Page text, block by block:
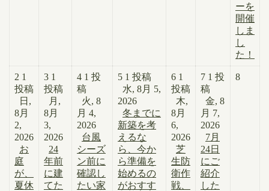
ーを
開催
しま
し
た！
2 1
投稿
日,
8月
2,
2026
お
庭
が、
夏休
3 1
投稿
月,
8月
3,
2026
24
年前
に建
てた
4 1 投
稿
火, 8
月 4,
2026
台風
シーズ
ン前に
確認し
たい家
5 1 投稿
水, 8月 5,
2026
冬までに
新築を考
えるな
ら、今か
ら準備を
始めるの
がおすす
6 1
投稿
木,
8月
6,
2026
芝
生防
衛作
戦、
7 1 投
稿
金, 8
月 7,
2026
7月
24日
にご
紹介
した
8